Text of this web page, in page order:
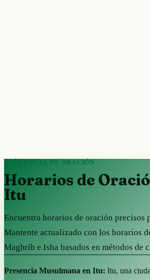
GUÍA LOCAL DE ORACIÓN
Horarios de
Itu
Encuentra horarios de oración precisos
Mantente actualizado con los horarios
Maghrib e Isha basados en métodos de
Presencia Musulmana en Itu: Itu, una